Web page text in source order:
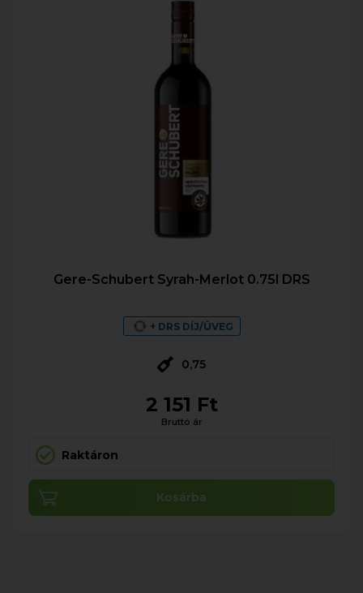
Gere-Schubert Syrah-Merlot 0.75l DRS
+ DRS DÍJ/ÜVEG
0,75
2 151 Ft
Bruttó ár
Raktáron
Kosárba